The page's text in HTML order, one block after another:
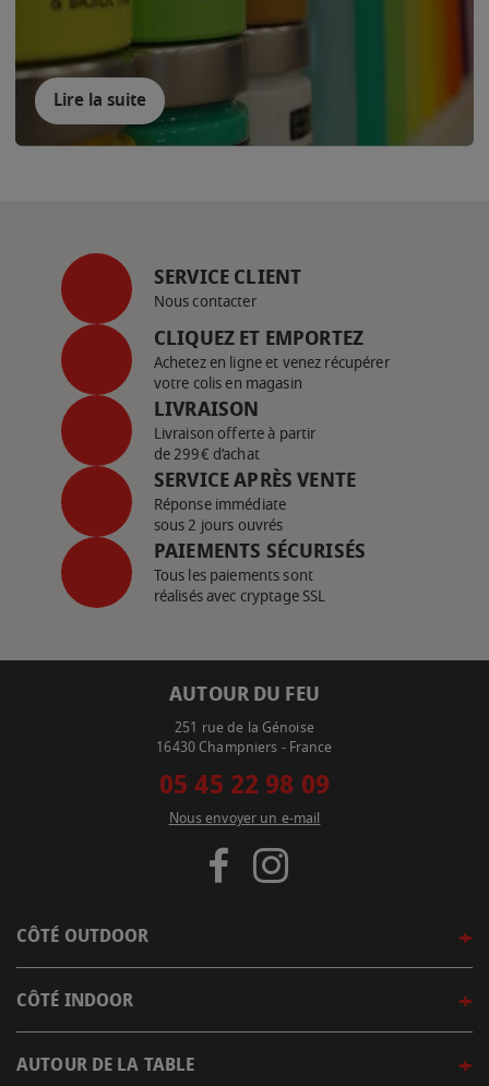
Lire la suite
SERVICE CLIENT
Nous contacter
CLIQUEZ ET EMPORTEZ
Achetez en ligne et venez récupérer
votre colis en magasin
LIVRAISON
Livraison offerte à partir
de 299€ d’achat
SERVICE APRÈS VENTE
Réponse immédiate
sous 2 jours ouvrés
PAIEMENTS SÉCURISÉS
Tous les paiements sont
réalisés avec cryptage SSL
AUTOUR DU FEU
251 rue de la Génoise
16430 Champniers - France
05 45 22 98 09
Nous envoyer un e-mail
CÔTÉ OUTDOOR
CÔTÉ INDOOR
AUTOUR DE LA TABLE